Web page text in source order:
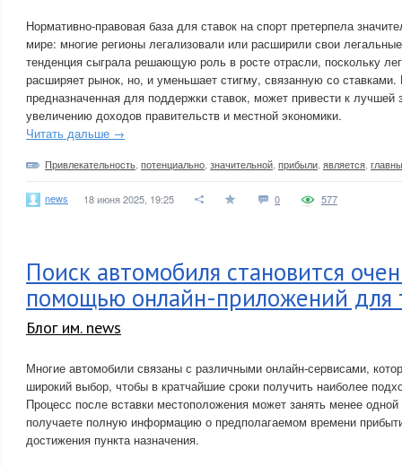
Нормативно-правовая база для ставок на спорт претерпела
мире: многие регионы легализовали или расширили свои
тенденция сыграла решающую роль в росте отрасли, поскольку
расширяет рынок, но, и уменьшает стигму, связанную со ставками.
предназначенная для поддержки ставок, может привести к лучшей
увеличению доходов правительств и местной экономики.
Читать дальше →
Привлекательность потенциально значительной прибыли является
news 18 июня 2025, 19:25 0 577
Поиск автомобиля становится
помощью онлайн-приложений для
Блог им. news
Многие автомобили связаны с различными онлайн-сервисами,
широкий выбор, чтобы в кратчайшие сроки получить наиболее
Процесс после вставки местоположения может занять менее
получаете полную информацию о предполагаемом времени
достижения пункта назначения.